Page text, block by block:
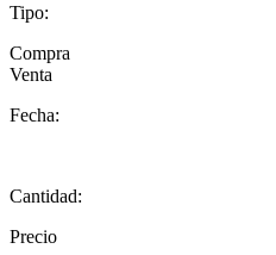
Tipo:
Compra
Venta
Fecha:
Cantidad:
Precio